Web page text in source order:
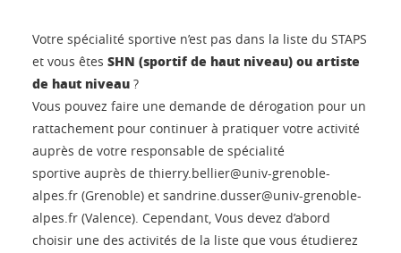
Votre spécialité sportive n’est pas dans la liste du STAPS
et vous êtes SHN (sportif de haut niveau) ou artiste
de haut niveau ?
Vous pouvez faire une demande de dérogation pour un
rattachement pour continuer à pratiquer votre activité
auprès de votre responsable de spécialité
sportive auprès de thierry.bellier@univ-grenoble-
alpes.fr (Grenoble) et sandrine.dusser@univ-grenoble-
alpes.fr (Valence). Cependant, Vous devez d’abord
choisir une des activités de la liste que vous étudierez